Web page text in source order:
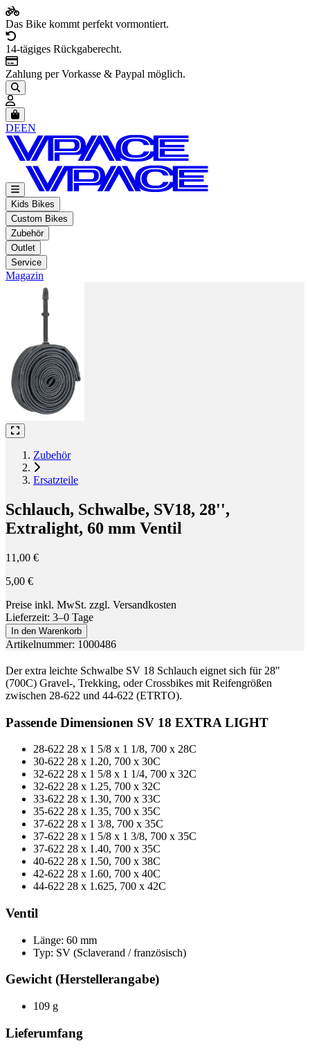
Das Bike kommt perfekt vormontiert.
14-tägiges Rückgaberecht.
Zahlung per Vorkasse & Paypal möglich.
Artikel im Warenkorb, Warenkorb anzeigen
DEEN
Kids Bikes
Custom Bikes
Zubehör
Outlet
Service
Magazin
Zubehör
Ersatzteile
Schlauch, Schwalbe, SV18, 28'',
Extralight, 60 mm Ventil
11,00 €
5,00 €
Preise inkl. MwSt. zzgl. Versandkosten
Lieferzeit: 3–0 Tage
In den Warenkorb
Artikelnummer: 1000486
Der extra leichte Schwalbe SV 18 Schlauch eignet sich für 28"
(700C) Gravel-, Trekking, oder Crossbikes mit Reifengrößen
zwischen 28-622 und 44-622 (ETRTO).
Passende Dimensionen SV 18 EXTRA LIGHT
28-622 28 x 1 5/8 x 1 1/8, 700 x 28C
30-622 28 x 1.20, 700 x 30C
32-622 28 x 1 5/8 x 1 1/4, 700 x 32C
32-622 28 x 1.25, 700 x 32C
33-622 28 x 1.30, 700 x 33C
35-622 28 x 1.35, 700 x 35C
37-622 28 x 1 3/8, 700 x 35C
37-622 28 x 1 5/8 x 1 3/8, 700 x 35C
37-622 28 x 1.40, 700 x 35C
40-622 28 x 1.50, 700 x 38C
42-622 28 x 1.60, 700 x 40C
44-622 28 x 1.625, 700 x 42C
Ventil
Länge: 60 mm
Typ: SV (Sclaverand / französisch)
Gewicht (Herstellerangabe)
109 g
Lieferumfang